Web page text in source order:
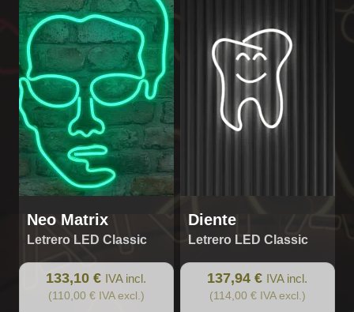
Neo Matrix
Letrero LED Classic
133,10 € IVA incl.
(110,00 € IVA excl.)
Diente
Letrero LED Classic
137,94 € IVA incl.
(114,00 € IVA excl.)